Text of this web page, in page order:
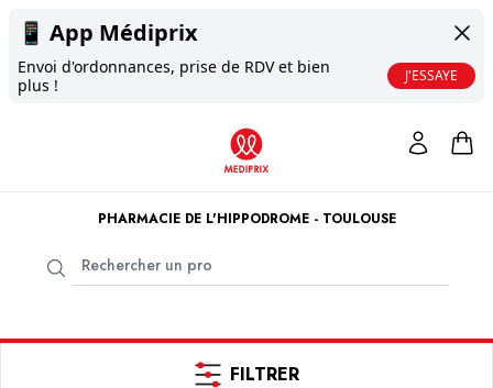
📱 App Médiprix
Envoi d'ordonnances, prise de RDV et bien
plus !
J'ESSAYE
PHARMACIE DE L'HIPPODROME - TOULOUSE
FILTRER